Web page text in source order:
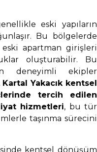
eski yapıların
Bu bölgelerde
apartman girişleri
oluşturabilir. Bu
deneyimli ekipler
Kartal Yakacık kentsel
tercih edilen
hizmetleri, bu tür
taşınma sürecini
kentsel dönüşüm